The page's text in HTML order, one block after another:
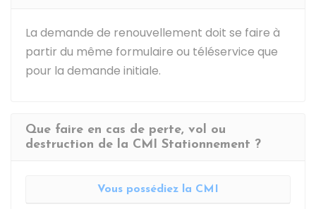
La demande de renouvellement doit se faire à
partir du même formulaire ou téléservice que
pour la demande initiale.
Que faire en cas de perte, vol ou
destruction de la CMI Stationnement ?
Vous possédiez la CMI